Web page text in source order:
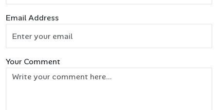
Email Address
Your Comment